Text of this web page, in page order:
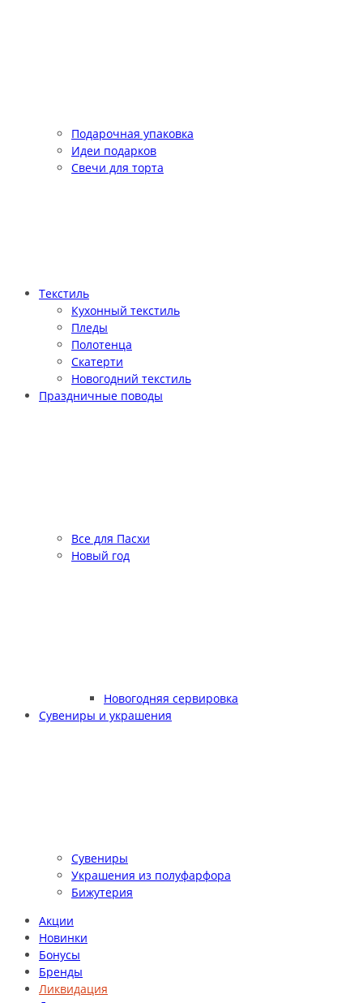
Подарочная упаковка
Идеи подарков
Свечи для торта
Текстиль
Кухонный текстиль
Пледы
Полотенца
Скатерти
Новогодний текстиль
Праздничные поводы
Все для Пасхи
Новый год
Новогодняя сервировка
Сувениры и украшения
Сувениры
Украшения из полуфарфора
Бижутерия
Акции
Новинки
Бонусы
Бренды
Ликвидация